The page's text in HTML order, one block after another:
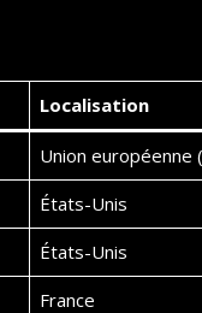
Localisation
Union
États-Unis
États-Unis
France